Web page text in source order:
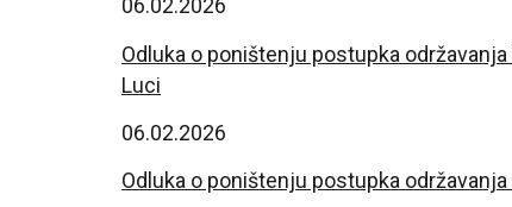
06.02.2026
Odluka o poništenju postupka održavanja
Luci
06.02.2026
Odluka o poništenju postupka održavanja